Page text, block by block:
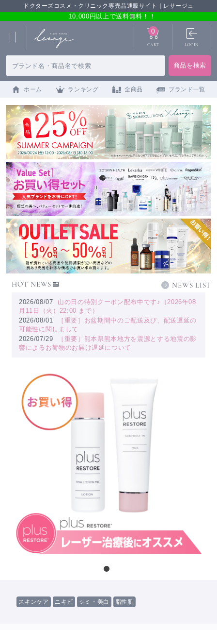
ドクターズコスメ・クリニック専売品通販サイト｜レサージュ
10,000円以上で送料無料！！
0
CART LOGIN
ホーム ランキング 全商品 ブランド一覧
HOT NEWS NEWS LIST
2026/08/07
山の日の特別クーポン配布中です♪（2026年08
月11日（火）22:00 まで）
2026/08/01
［重要］お盆期間中のご配送及び、配送遅延の
可能性に関しまして
2026/07/29
［重要］熊本県熊本地方を震源とする地震の影
響によるお荷物のお届け遅延について
スキンケア ニキビ シミ・美白 脂性肌